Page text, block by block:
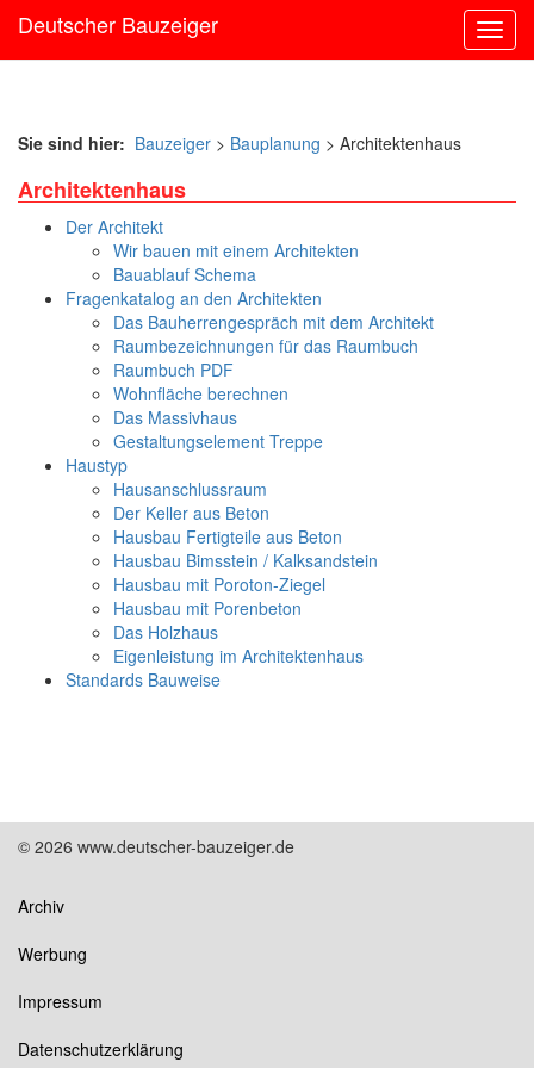
ein-/
Deutscher Bauzeiger
Sie sind hier: Bauzeiger > Bauplanung > Architektenhaus
Architektenhaus
Der Architekt
Wir bauen mit einem Architekten
Bauablauf Schema
Fragenkatalog an den Architekten
Das Bauherrengespräch mit dem Architekt
Raumbezeichnungen für das Raumbuch
Raumbuch PDF
Wohnfläche berechnen
Das Massivhaus
Gestaltungselement Treppe
Haustyp
Hausanschlussraum
Der Keller aus Beton
Hausbau Fertigteile aus Beton
Hausbau Bimsstein / Kalksandstein
Hausbau mit Poroton-Ziegel
Hausbau mit Porenbeton
Das Holzhaus
Eigenleistung im Architektenhaus
Standards Bauweise
© 2026 www.deutscher-bauzeiger.de
Archiv
Werbung
Impressum
Datenschutzerklärung